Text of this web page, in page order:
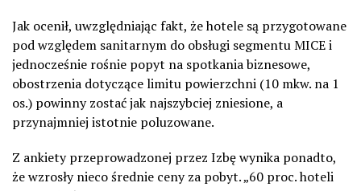
Jak ocenił, uwzględniając fakt, że hotele są przygotowane
pod względem sanitarnym do obsługi segmentu MICE i
jednocześnie rośnie popyt na spotkania biznesowe,
obostrzenia dotyczące limitu powierzchni (10 mkw. na 1
os.) powinny zostać jak najszybciej zniesione, a
przynajmniej istotnie poluzowane.
Z ankiety przeprowadzonej przez Izbę wynika ponadto,
że wzrosły nieco średnie ceny za pobyt. „60 proc. hoteli